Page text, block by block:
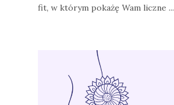
fit, w którym pokażę Wam liczne ...